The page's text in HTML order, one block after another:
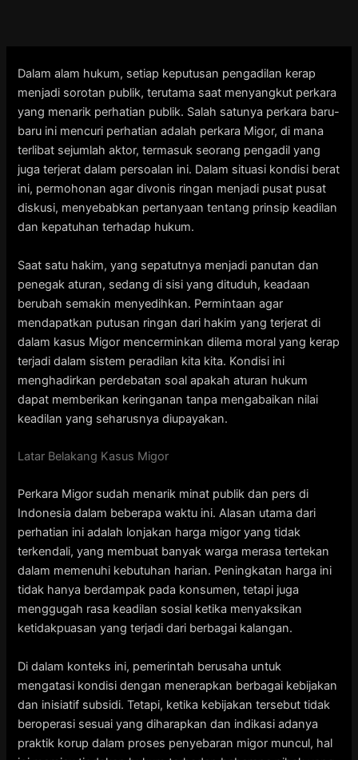
Dalam alam hukum, setiap keputusan pengadilan kerap
menjadi sorotan publik, terutama saat menyangkut perkara
yang menarik perhatian publik. Salah satunya perkara baru-
baru ini mencuri perhatian adalah perkara Migor, di mana
terlibat sejumlah aktor, termasuk seorang pengadil yang
juga terjerat dalam persoalan ini. Dalam situasi kondisi berat
ini, permohonan agar divonis ringan menjadi pusat pusat
diskusi, menyebabkan pertanyaan tentang prinsip keadilan
dan kepatuhan terhadap hukum.
Saat satu hakim, yang sepatutnya menjadi panutan dan
penegak aturan, sedang di sisi yang dituduh, keadaan
berubah semakin menyedihkan. Permintaan agar
mendapatkan putusan ringan dari hakim yang terjerat di
dalam kasus Migor mencerminkan dilema moral yang kerap
terjadi dalam sistem peradilan kita kita. Kondisi ini
menghadirkan perdebatan soal apakah aturan hukum
dapat memberikan keringanan tanpa mengabaikan nilai
keadilan yang seharusnya diupayakan.
Latar Belakang Kasus Migor
Perkara Migor sudah menarik minat publik dan pers di
Indonesia dalam beberapa waktu ini. Alasan utama dari
perhatian ini adalah lonjakan harga migor yang tidak
terkendali, yang membuat banyak warga merasa tertekan
dalam memenuhi kebutuhan harian. Peningkatan harga ini
tidak hanya berdampak pada konsumen, tetapi juga
menggugah rasa keadilan sosial ketika menyaksikan
ketidakpuasan yang terjadi dari berbagai kalangan.
Di dalam konteks ini, pemerintah berusaha untuk
mengatasi kondisi dengan menerapkan berbagai kebijakan
dan inisiatif subsidi. Tetapi, ketika kebijakan tersebut tidak
beroperasi sesuai yang diharapkan dan indikasi adanya
praktik korup dalam proses penyebaran migor muncul, hal